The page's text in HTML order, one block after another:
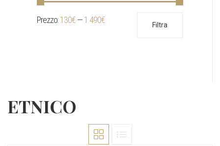
Prezzo
Prezzo
Filtra
Prezzo:130€—1.490€
ETNICO